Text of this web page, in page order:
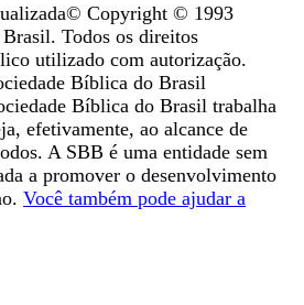
© Copyright © 1993
Todos os direitos
utilizado com autorização.
Bíblica do Brasil
Bíblica do Brasil trabalha
efetivamente, ao alcance de
A SBB é uma entidade sem
a promover o desenvolvimento
Você também pode ajudar a